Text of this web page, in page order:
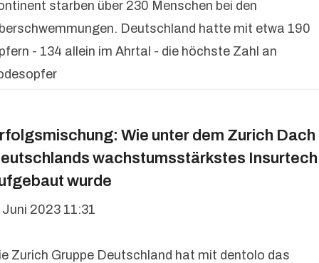
starben über 230 Menschen bei den
Deutschland hatte mit etwa 190
- 134 allein im Ahrtal - die höchste Zahl an
Wie unter dem Zurich Dach
wachstumsstärkstes Insurtech
wurde
Juni 2023 11:31
Zurich Gruppe Deutschland hat mit dentolo das